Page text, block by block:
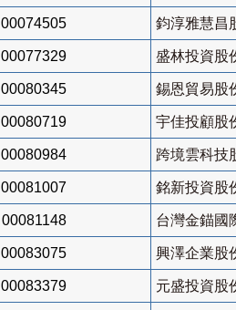
00074505 鈞淳雅慧昌
00077329 盛林投資股
00080345 錫恩貿易股
00080719 宇佳投顧股
00080984 跨境雲科技
00081007 銘新投資股
00081148 台灣金錨國
00083075 興澤企業股
00083379 元盛投資股